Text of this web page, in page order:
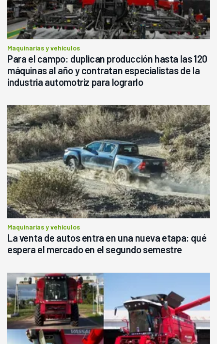
Maquinarias y vehículos
Para el campo: duplican producción hasta las 120
máquinas al año y contratan especialistas de la
industria automotriz para lograrlo
Maquinarias y vehículos
La venta de autos entra en una nueva etapa: qué
espera el mercado en el segundo semestre